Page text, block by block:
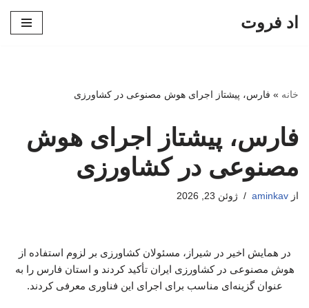
اد فروت
خانه » فارس، پیشتاز اجرای هوش مصنوعی در کشاورزی
فارس، پیشتاز اجرای هوش
مصنوعی در کشاورزی
از aminkav ژوئن 23, 2026
در همایش اخیر در شیراز، مسئولان کشاورزی بر لزوم استفاده از
هوش مصنوعی در کشاورزی ایران تأکید کردند و استان فارس را به
عنوان گزینه‌ای مناسب برای اجرای این فناوری معرفی کردند.